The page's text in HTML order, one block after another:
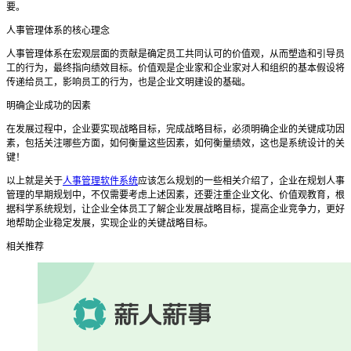
要。
人事管理体系的核心理念
人事管理体系在宏观层面的贡献是确定员工共同认可的价值观，从而塑造和引导员
工的行为，最终指向绩效目标。价值观是企业家和企业家对人和组织的基本假设将
传递给员工，影响员工的行为，也是企业文明建设的基础。
明确企业成功的因素
在发展过程中，企业要实现战略目标，完成战略目标，必须明确企业的关键成功因
素，包括关注哪些方面，如何衡量这些因素，如何衡量绩效，这也是系统设计的关
键！
以上就是关于人事管理软件系统应该怎么规划的一些相关介绍了， 企业在规划人事
管理的早期规划中，不仅需要考虑上述因素，还要注重企业文化、价值观教育，根
据科学系统规划，让企业全体员工了解企业发展战略目标，提高企业竞争力，更好
地帮助企业稳定发展，实现企业的关键战略目标。
相关推荐